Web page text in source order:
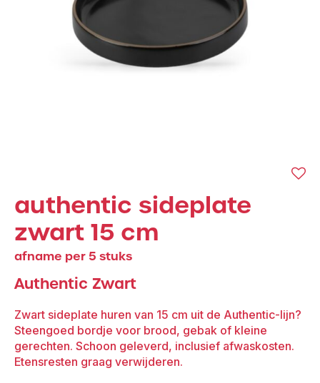
authentic sideplate
zwart 15 cm
afname per 5 stuks
Authentic Zwart
Zwart sideplate huren van 15 cm uit de Authentic-lijn?
Steengoed bordje voor brood, gebak of kleine
gerechten. Schoon geleverd, inclusief afwaskosten.
Etensresten graag verwijderen.